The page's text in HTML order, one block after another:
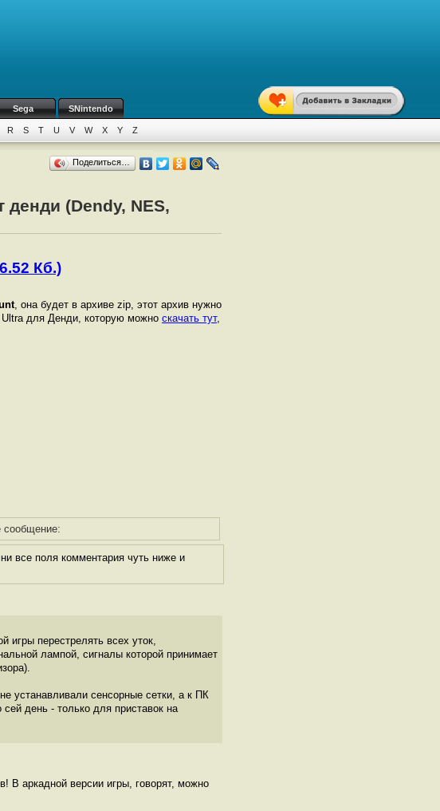
Sega SNintendo
R S T U V W X Y Z
Поделиться…
денди (Dendy, NES,
Кб.)
, она будет в архиве zip, этот архив нужно
Ultra для Денди, которую можно скачать тут,
сообщение:
все поля комментария чуть ниже и
игры перестрелять всех уток,
лампой, сигналы которой принимает
устанавливали сенсорные сетки, а к ПК
день - только для приставок на
В аркадной версии игры, говорят, можно